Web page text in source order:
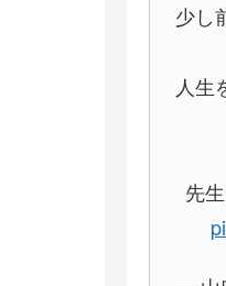
少し
人生
先